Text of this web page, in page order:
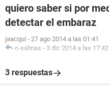
quiero saber si por
detectar el embaraz
jaacqui - 27 ago 2014 a las 01:41
c-salinas - 3 dic 2014 a las 17:42
3 respuestas